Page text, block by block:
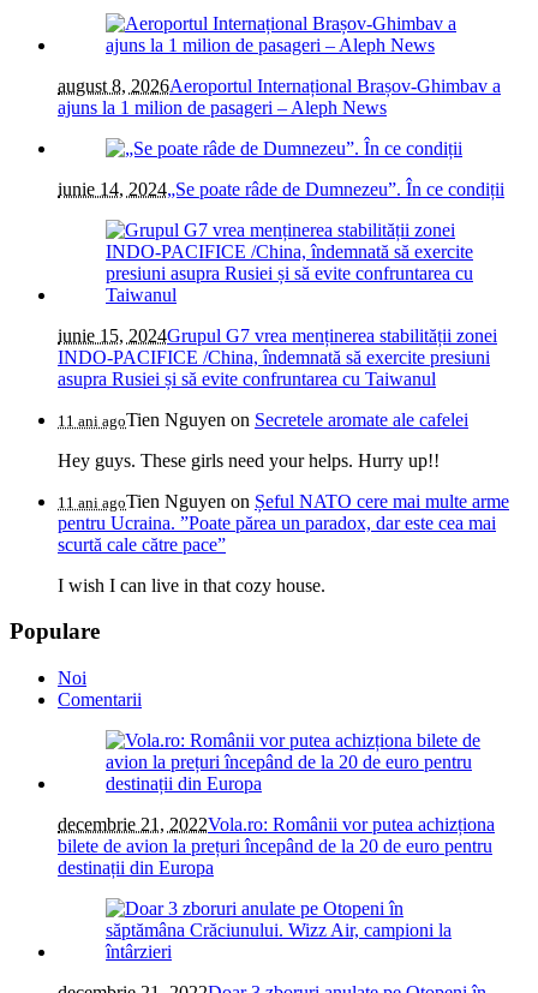
august 8, 2026Aeroportul Internațional Brașov-Ghimbav a
ajuns la 1 milion de pasageri – Aleph News
iunie 14, 2024„Se poate râde de Dumnezeu”. În ce condiții
iunie 15, 2024Grupul G7 vrea menținerea stabilității zonei
INDO-PACIFICE /China, îndemnată să exercite presiuni
asupra Rusiei și să evite confruntarea cu Taiwanul
11 ani agoTien Nguyen on Secretele aromate ale cafelei
Hey guys. These girls need your helps. Hurry up!!
11 ani agoTien Nguyen on Șeful NATO cere mai multe arme
pentru Ucraina. ”Poate părea un paradox, dar este cea mai
scurtă cale către pace”
I wish I can live in that cozy house.
Populare
Noi
Comentarii
decembrie 21, 2022Vola.ro: Românii vor putea achizționa
bilete de avion la prețuri începând de la 20 de euro pentru
destinații din Europa